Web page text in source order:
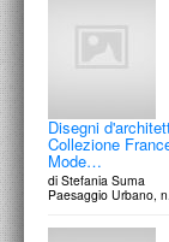
Disegni
Collezione
Mode…
di Stefania Suma
Paesaggio Urbano,